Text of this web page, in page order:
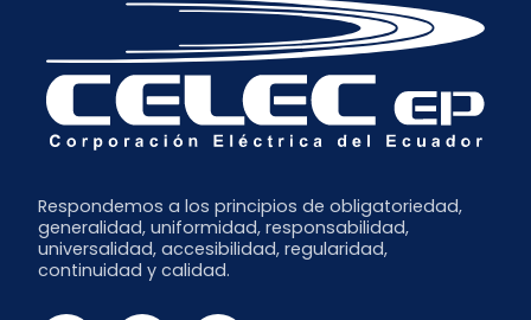
Respondemos a los principios de obligatoriedad,
generalidad, uniformidad, responsabilidad,
universalidad, accesibilidad, regularidad,
continuidad y calidad.